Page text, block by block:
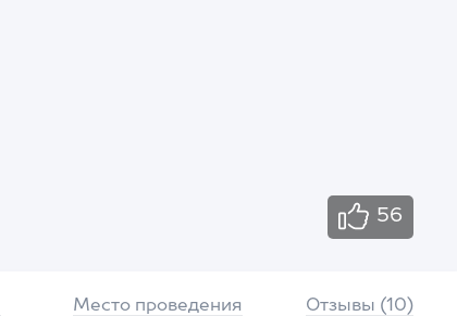
56
Место проведения Отзывы (10)